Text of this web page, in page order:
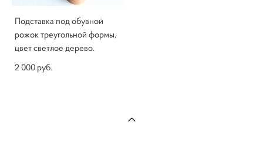
Подставка под обувной
рожок треугольной формы,
цвет светлое дерево.
2 000 pуб.